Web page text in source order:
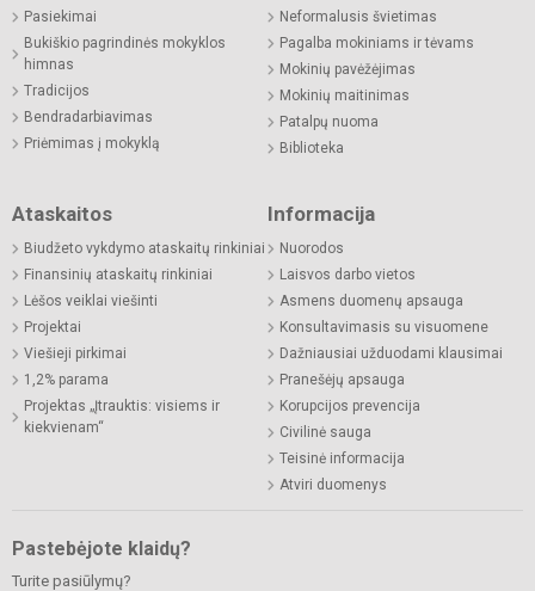
Pasiekimai
Bukiškio pagrindinės mokyklos
himnas
Tradicijos
Bendradarbiavimas
Priėmimas į mokyklą
Neformalusis švietimas
Pagalba mokiniams ir tėvams
Mokinių pavėžėjimas
Mokinių maitinimas
Patalpų nuoma
Biblioteka
Ataskaitos
Biudžeto vykdymo ataskaitų rinkiniai
Finansinių ataskaitų rinkiniai
Lėšos veiklai viešinti
Projektai
Viešieji pirkimai
1,2% parama
Projektas „Įtrauktis: visiems ir
kiekvienam“
Informacija
Nuorodos
Laisvos darbo vietos
Asmens duomenų apsauga
Konsultavimasis su visuomene
Dažniausiai užduodami klausimai
Pranešėjų apsauga
Korupcijos prevencija
Civilinė sauga
Teisinė informacija
Atviri duomenys
Pastebėjote klaidų?
Turite pasiūlymų?